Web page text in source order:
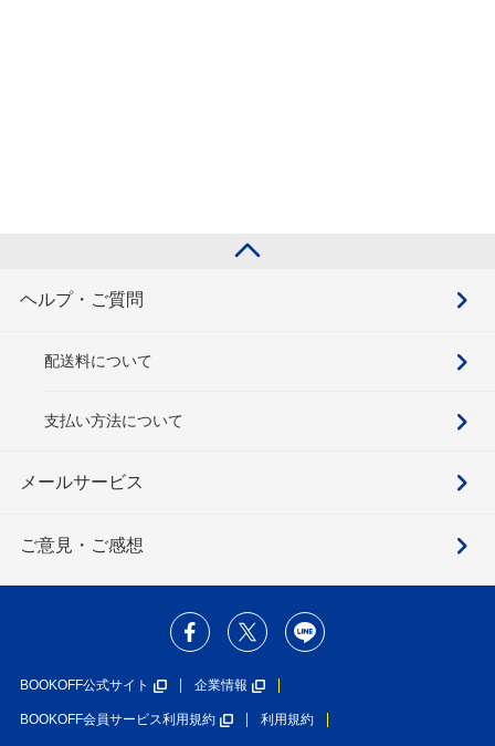
ヘルプ・ご質問
配送料について
支払い方法について
メールサービス
ご意見・ご感想
BOOKOFF公式サイト 企業情報
BOOKOFF会員サービス利用規約 利用規約